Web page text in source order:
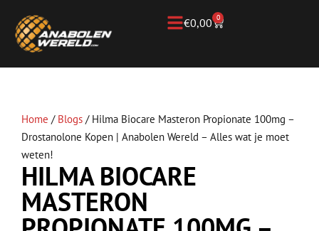
€0,00 0
Home / Blogs / Hilma Biocare Masteron Propionate 100mg –
Drostanolone Kopen | Anabolen Wereld – Alles wat je moet
weten!
HILMA BIOCARE
MASTERON